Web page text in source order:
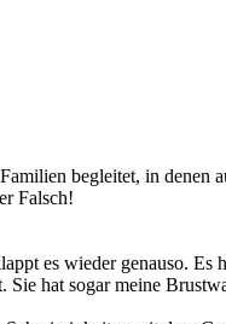
begleitet, in denen
Falsch!
es wieder genauso.
hat sogar meine